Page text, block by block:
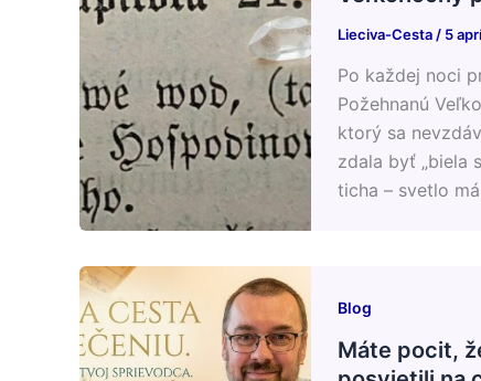
Lieciva-Cesta / 5
Po každej noci
Požehnanú
ktorý sa
zdala byť „biela
ticha – svetlo
Blog
Máte pocit,